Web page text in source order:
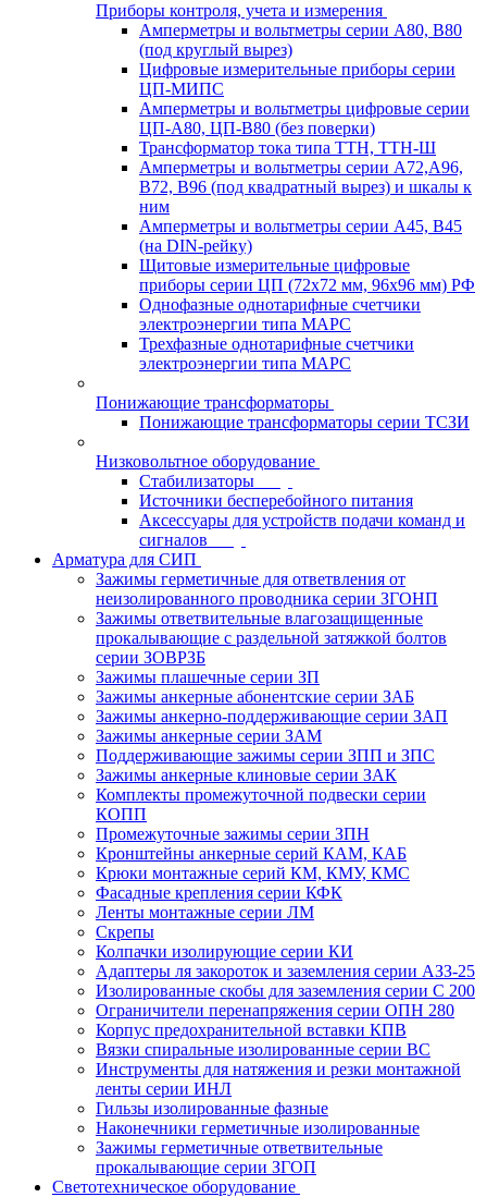
Приборы контроля, учета и измерения
Амперметры и вольтметры серии А80, В80
(под круглый вырез)
Цифровые измерительные приборы серии
ЦП-МИПС
Амперметры и вольтметры цифровые серии
ЦП-А80, ЦП-В80 (без поверки)
Трансформатор тока типа ТТН, ТТН-Ш
Амперметры и вольтметры серии А72,А96,
В72, В96 (под квадратный вырез) и шкалы к
ним
Амперметры и вольтметры серии А45, В45
(на DIN-рейку)
Щитовые измерительные цифровые
приборы серии ЦП (72х72 мм, 96х96 мм) РФ
Однофазные однотарифные счетчики
электроэнергии типа МАРС
Трехфазные однотарифные счетчики
электроэнергии типа МАРС
Понижающие трансформаторы
Понижающие трансформаторы серии ТСЗИ
Низковольтное оборудование
Стабилизаторы
Источники бесперебойного питания
Аксессуары для устройств подачи команд и
сигналов
Арматура для СИП
Зажимы герметичные для ответвления от
неизолированного проводника серии ЗГОНП
Зажимы ответвительные влагозащищенные
прокалывающие с раздельной затяжкой болтов
серии ЗОВРЗБ
Зажимы плашечные серии ЗП
Зажимы анкерные абонентские серии ЗАБ
Зажимы анкерно-поддерживающие серии ЗАП
Зажимы анкерные серии ЗАМ
Поддерживающие зажимы серии ЗПП и ЗПС
Зажимы анкерные клиновые серии ЗАК
Комплекты промежуточной подвески серии
КОПП
Промежуточные зажимы серии ЗПН
Кронштейны анкерные серий КАМ, КАБ
Крюки монтажные серий КМ, КМУ, КМС
Фасадные крепления серии КФК
Ленты монтажные серии ЛМ
Скрепы
Колпачки изолирующие серии КИ
Адаптеры ля закороток и заземления серии АЗЗ-25
Изолированные скобы для заземления серии С 200
Ограничители перенапряжения серии ОПН 280
Корпус предохранительной вставки КПВ
Вязки спиральные изолированные серии ВС
Инструменты для натяжения и резки монтажной
ленты серии ИНЛ
Гильзы изолированные фазные
Наконечники герметичные изолированные
Зажимы герметичные ответвительные
прокалывающие серии ЗГОП
Светотехническое оборудование